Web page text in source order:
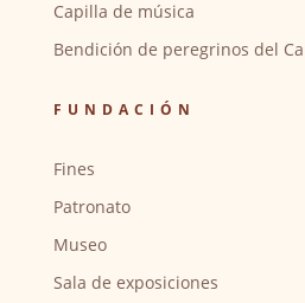
Capilla de música
Bendición de peregrinos del
FUNDACIÓN
Fines
Patronato
Museo
Sala de exposiciones